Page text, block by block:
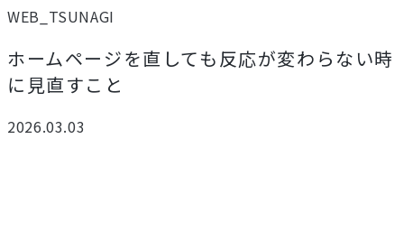
WEB_TSUNAGI
ホームページを直しても反応が変わらない時
に見直すこと
2026.03.03